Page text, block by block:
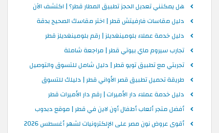
هل يمكنني تعديل الحجز تطبيق المطار قطر؟ | اكتشف الآن
دليل مقاسات فارفيتش قطر | اختر مقاسك الصحيح بدقة
دليل خدمة عملاء بلومينغديلز | رقم بلومينغديلز قطر
تجارب سيروم ماي بيوتي قطر | مراجعة شاملة
تجربتي مع تطبيق تويو قطر | دليل شامل للتسوق والتوصيل
طريقة تحميل تطبيق قصر الأواني قطر | دليلك للتسوق
دليل خدمة عملاء دار الأميرات | رقم دار الأميرات قطر
أفضل متجر ألعاب أطفال أون لاين في قطر | موقع دبدوب
أقوى عروض نون مصر على الإلكترونيات لشهر أغسطس 2026